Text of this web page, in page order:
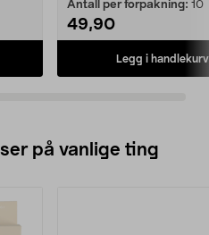
Antall per forpakning: 10
49,90
Legg i handlekurv
på vanlige ting